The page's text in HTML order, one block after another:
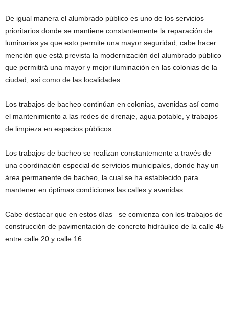
De igual manera el alumbrado público es uno de los servicios
prioritarios donde se mantiene constantemente la reparación de
luminarias ya que esto permite una mayor seguridad, cabe hacer
mención que está prevista la modernización del alumbrado público
que permitirá una mayor y mejor iluminación en las colonias de la
ciudad, así como de las localidades.
Los trabajos de bacheo continúan en colonias, avenidas así como
el mantenimiento a las redes de drenaje, agua potable, y trabajos
de limpieza en espacios públicos.
Los trabajos de bacheo se realizan constantemente a través de
una coordinación especial de servicios municipales, donde hay un
área permanente de bacheo, la cual se ha establecido para
mantener en óptimas condiciones las calles y avenidas.
Cabe destacar que en estos días se comienza con los trabajos de
construcción de pavimentación de concreto hidráulico de la calle 45
entre calle 20 y calle 16.